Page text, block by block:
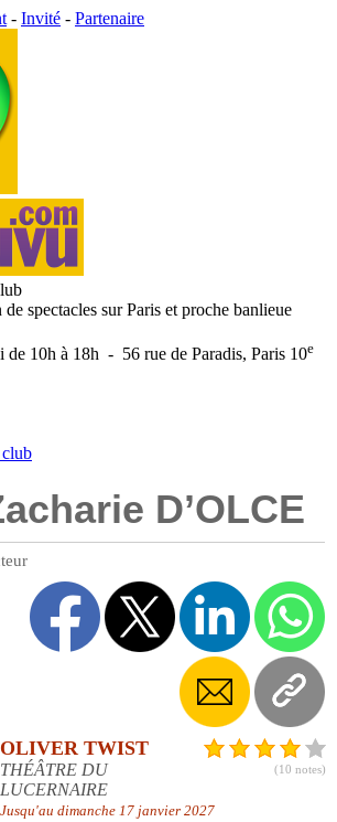
- Invité - Partenaire
spectacles sur Paris et proche banlieue
de 10h à 18h - 56 rue de Paradis, Paris 10e
club
D’OLCE
(10 notes)
OLIVER TWIST
THÉÂTRE DU
LUCERNAIRE
Jusqu'au dimanche 17 janvier 2027